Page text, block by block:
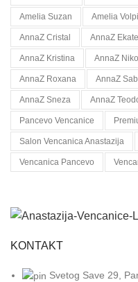
Amelia Suzan Amelia Volpi
AnnaZ Cristal AnnaZ
AnnaZ Kristina AnnaZ
AnnaZ Roxana AnnaZ
AnnaZ Sneza AnnaZ
Pancevo Vencanice
Salon Vencanica Anastazija
Vencanica Pancevo
KONTAKT
Svetog Save 29,